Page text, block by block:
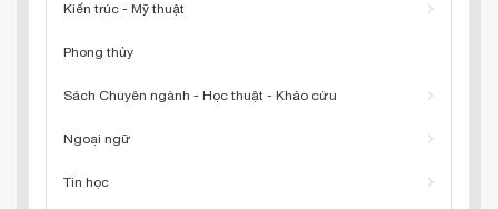
Kiến trúc - Mỹ thuật
Phong thủy
Sách Chuyên ngành - Học thuật - Khảo cứu
Ngoại ngữ
Tin học